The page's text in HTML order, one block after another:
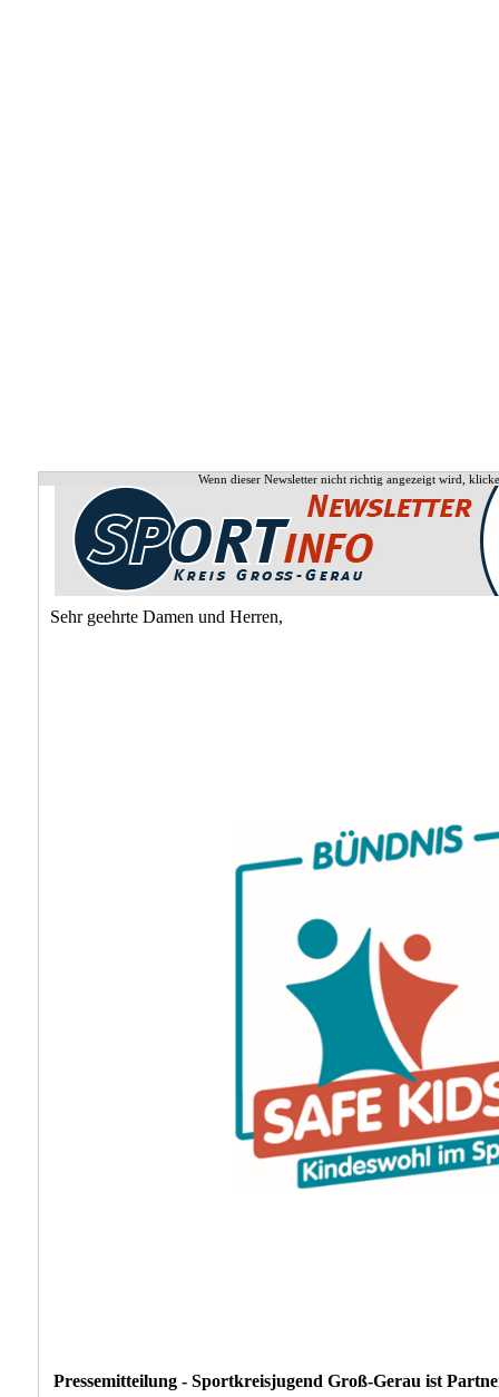
Wenn dieser Newsletter nicht richtig angezeigt wird,
Sehr geehrte Damen und Herren,
Pressemitteilung - Sportkreisjugend Groß-Gerau ist